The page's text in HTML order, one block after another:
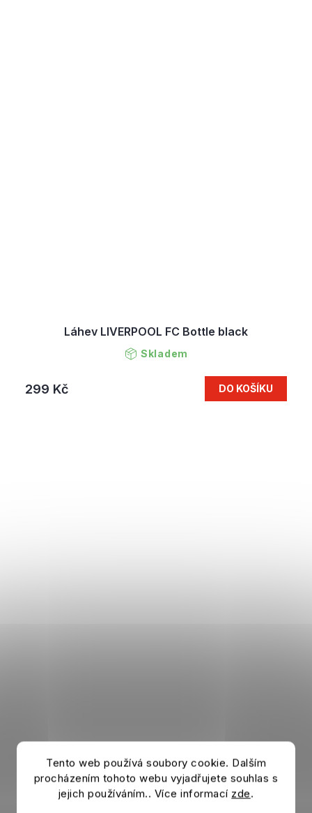
Tento web používá soubory cookie. Dalším
procházením tohoto webu vyjadřujete souhlas s
jejich používáním.. Více informací zde.
Láhev LIVERPOOL FC Bottle black
Skladem
299 Kč DO KOŠÍKU